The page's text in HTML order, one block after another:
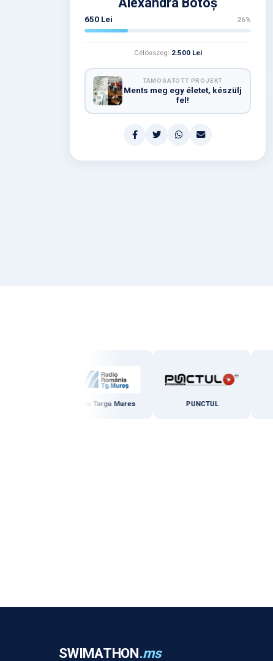
650 Lei 26%
Célösszeg: 2.500 Lei
TÁMOGATOTT PROJEKT
Ments meg egy életet, készülj
fel!
Radio Targu Mures PUNCTUL
SWIMATHON.ms